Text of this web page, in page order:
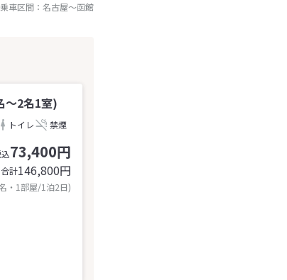
車区間： 名古屋～函館
～2名1室)
トイレ 禁煙
73,400円
計146,800円
・1部屋/1泊2日)